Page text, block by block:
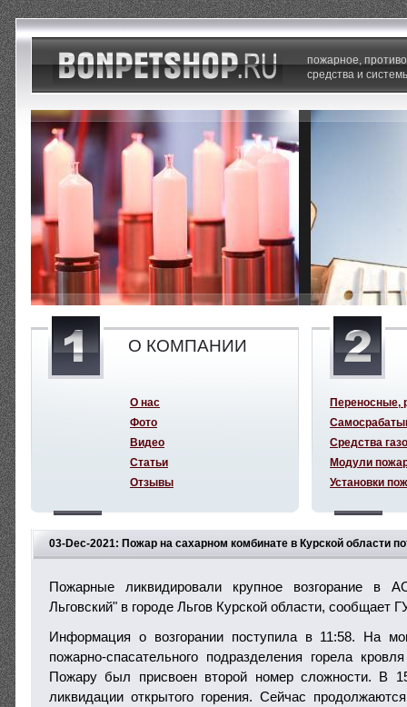
03-Dec-2021: Пожар на сахарном комбинате в Курской области
Пожарные ликвидировали крупное возгорание в
Льговский" в городе Льгов Курской области, сообщает
Информация о возгорании поступила в 11:58. На
пожарно-спасательного подразделения горела
Пожару был присвоен второй номер сложности. В
ликвидации открытого горения. Сейчас
пожарное,
средства и
О КОМПАНИИ
О нас
Фото
Видео
Статьи
Отзывы
Переносные,
Средства
Модули
Установки